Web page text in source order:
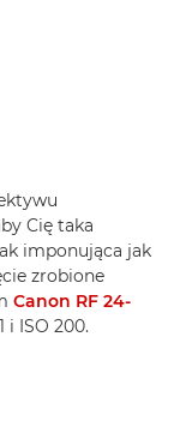
Cię taka
imponująca jak
zrobione
Canon RF 24-
i ISO 200.